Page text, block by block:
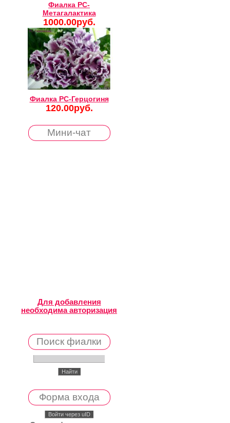
Фиалка РС-
Метагалактика
1000.00руб.
Фиалка РС-Герцогиня
120.00руб.
Мини-чат
Для добавления
необходима авторизация
Поиск фиалки
Форма входа
Войти через uID